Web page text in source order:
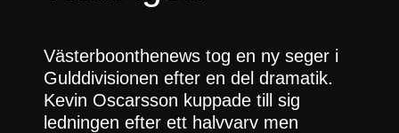
Västerboonthenews tog en ny seger i
Gulddivisionen efter en del dramatik.
Kevin Oscarsson kuppade till sig
ledningen efter ett halvvarv men